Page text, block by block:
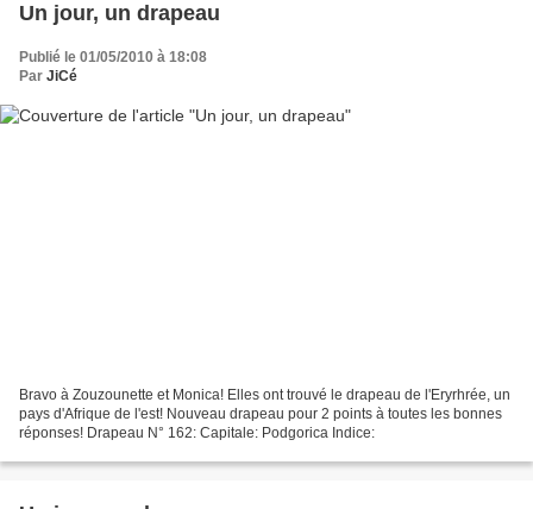
Un jour, un drapeau
Publié le 01/05/2010 à 18:08
Par JiCé
Bravo à Zouzounette et Monica! Elles ont trouvé le drapeau de l'Eryrhrée, un
pays d'Afrique de l'est! Nouveau drapeau pour 2 points à toutes les bonnes
réponses! Drapeau N° 162: Capitale: Podgorica Indice: